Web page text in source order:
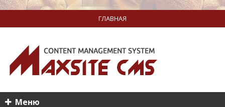
ГЛАВНАЯ
Меню